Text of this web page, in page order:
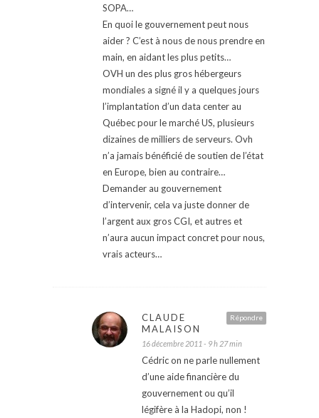
SOPA…
En quoi le gouvernement peut nous
aider ? C’est à nous de nous prendre en
main, en aidant les plus petits…
OVH un des plus gros hébergeurs
mondiales a signé il y a quelques jours
l’implantation d’un data center au
Québec pour le marché US, plusieurs
dizaines de milliers de serveurs. Ovh
n’a jamais bénéficié de soutien de l’état
en Europe, bien au contraire…
Demander au gouvernement
d’intervenir, cela va juste donner de
l’argent aux gros CGI, et autres et
n’aura aucun impact concret pour nous,
vrais acteurs…
Répondre
CLAUDE
MALAISON
16 décembre 2011 - 9 h 27 min
Cédric on ne parle nullement
d’une aide financière du
gouvernement ou qu’il
légifère à la Hadopi, non !